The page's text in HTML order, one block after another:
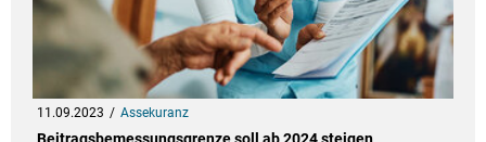
11.09.2023 Assekuranz